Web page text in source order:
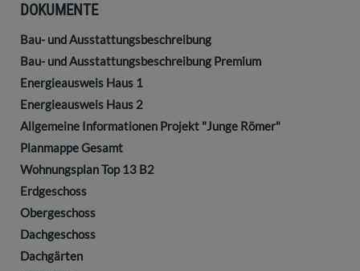
DOKUMENTE
Bau- und Ausstattungsbeschreibung
Bau- und Ausstattungsbeschreibung Premium
Energieausweis Haus 1
Energieausweis Haus 2
Allgemeine Informationen Projekt "Junge Römer"
Planmappe Gesamt
Wohnungsplan Top 13 B2
Erdgeschoss
Obergeschoss
Dachgeschoss
Dachgärten